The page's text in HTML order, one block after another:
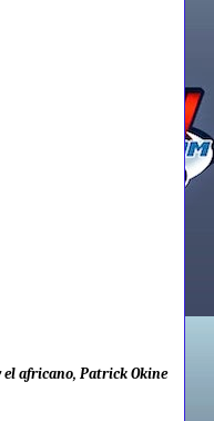
el africano, Patrick Okine